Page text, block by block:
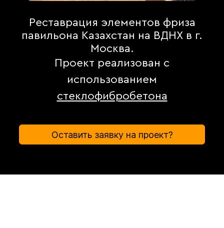
Реставрация элементов фриза
павильона Казахстан на ВДНХ в г.
Москва.
Проект реализован с
использованием
стеклофибробетона
Оставить заявку на проект?